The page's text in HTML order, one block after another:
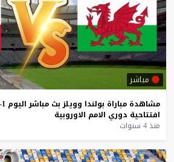
مباشر
مشاهدة مباراة بولندا وويلز بث مباشر اليوم 1-6-2022
افتتاحية دوري الامم الاوروبية
منذ 4 سنوات